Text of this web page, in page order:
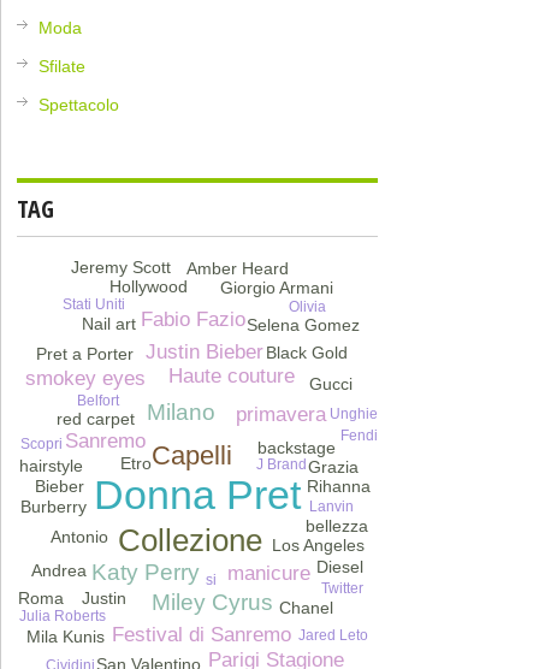
Moda
Sfilate
Spettacolo
TAG
Donna Pret
Collezione
Capelli
Milano
Katy Perry
Miley Cyrus
Haute couture
manicure
Festival di Sanremo
primavera
Justin Bieber
Sanremo
Fabio Fazio
Parigi Stagione
smokey eyes
backstage
red carpet
Justin
Pret a Porter
Los Angeles
Antonio
bellezza
Chanel
Hollywood
Rihanna
Amber Heard
Burberry
Giorgio Armani
hairstyle
Mila Kunis
Nail art
San Valentino
Selena Gomez
Andrea
Bieber
Black Gold
Diesel
Etro Grazia
Gucci
Jeremy Scott
Roma
Belfort
Fendi
Jared Leto
Julia Roberts
Lanvin
Scopri
si
Stati Uniti
Twitter
Unghie
J Brand
Olivia